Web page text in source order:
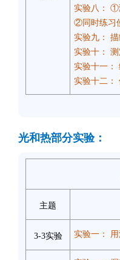
实验八： ①
②同时练习
实验九：
实验十：
实验十一：
实验十二：
光和热部分实验：
主题
3-3实验 实验一：